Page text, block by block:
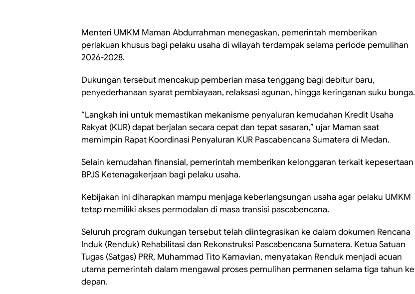
Menteri UMKM Maman Abdurrahman menegaskan, pemerintah memberikan
perlakuan khusus bagi pelaku usaha di wilayah terdampak selama periode pemulihan
2026-2028.
Dukungan tersebut mencakup pemberian masa tenggang bagi debitur baru,
penyederhanaan syarat pembiayaan, relaksasi agunan, hingga keringanan suku bunga.
“Langkah ini untuk memastikan mekanisme penyaluran kemudahan Kredit Usaha
Rakyat (KUR) dapat berjalan secara cepat dan tepat sasaran,” ujar Maman saat
memimpin Rapat Koordinasi Penyaluran KUR Pascabencana Sumatera di Medan.
Selain kemudahan finansial, pemerintah memberikan kelonggaran terkait kepesertaan
BPJS Ketenagakerjaan bagi pelaku usaha.
Kebijakan ini diharapkan mampu menjaga keberlangsungan usaha agar pelaku UMKM
tetap memiliki akses permodalan di masa transisi pascabencana.
Seluruh program dukungan tersebut telah diintegrasikan ke dalam dokumen Rencana
Induk (Renduk) Rehabilitasi dan Rekonstruksi Pascabencana Sumatera. Ketua Satuan
Tugas (Satgas) PRR, Muhammad Tito Karnavian, menyatakan Renduk menjadi acuan
utama pemerintah dalam mengawal proses pemulihan permanen selama tiga tahun ke
depan.